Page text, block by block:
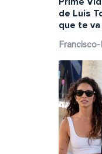
de Luis
que te
Francisco-